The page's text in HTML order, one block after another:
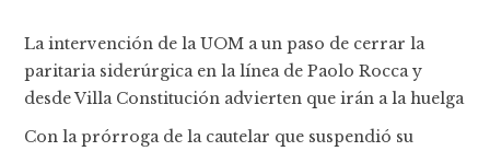
La intervención de la UOM a un paso de cerrar la
paritaria siderúrgica en la línea de Paolo Rocca y
desde Villa Constitución advierten que irán a la huelga
Con la prórroga de la cautelar que suspendió su